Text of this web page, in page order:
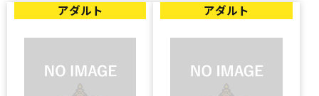
アダルト アダルト